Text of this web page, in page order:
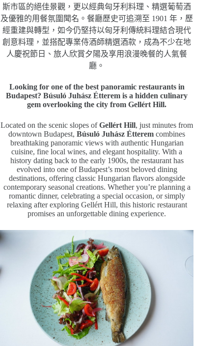
斯市區的絕佳景觀，更以經典匈牙利料理、精選葡萄酒
及優雅的用餐氛圍聞名。餐廳歷史可追溯至 1901 年，歷
經重建與轉型，如今仍堅持以匈牙利傳統料理結合現代
創意料理，並搭配專業侍酒師精選酒款，成為不少在地
人慶祝節日、旅人欣賞夕陽及享用浪漫晚餐的人氣餐
廳。
Looking for one of the best panoramic restaurants in
Budapest? Búsuló Juhász Étterem is a hidden culinary
gem overlooking the city from Gellért Hill.
Located on the scenic slopes ofGellért Hill, just minutes from
downtown Budapest,Búsuló Juhász Étterem combines
breathtaking panoramic views with authentic Hungarian
cuisine, fine local wines, and elegant hospitality. With a
history dating back to the early 1900s, the restaurant has
evolved into one of Budapest’s most beloved dining
destinations, offering classic Hungarian flavors alongside
contemporary seasonal creations. Whether you’re planning a
romantic dinner, celebrating a special occasion, or simply
relaxing after exploring Gellért Hill, this historic restaurant
promises an unforgettable dining experience.